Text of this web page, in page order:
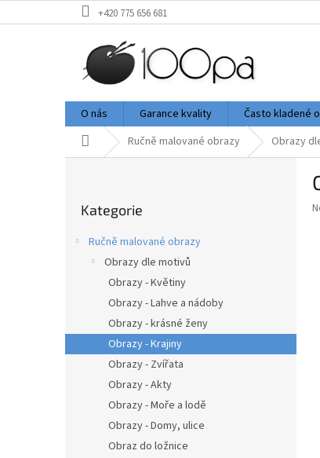
na
+420 775 656 681
O nás Garance kvality Často kladené
Domů Ručně malované obrazy Obrazy
a
n
kategorie
Kategorie
Ručně malované obrazy
Obrazy dle motivů
Obrazy - Květiny
Obrazy - Lahve a nádoby
Obrazy - krásné ženy
Obrazy - Krajiny
Obrazy - Zvířata
Obrazy - Akty
Obrazy - Moře a lodě
Obrazy - Domy, ulice
Obraz do ložnice